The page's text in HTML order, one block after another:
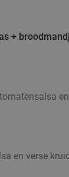
+
en verse